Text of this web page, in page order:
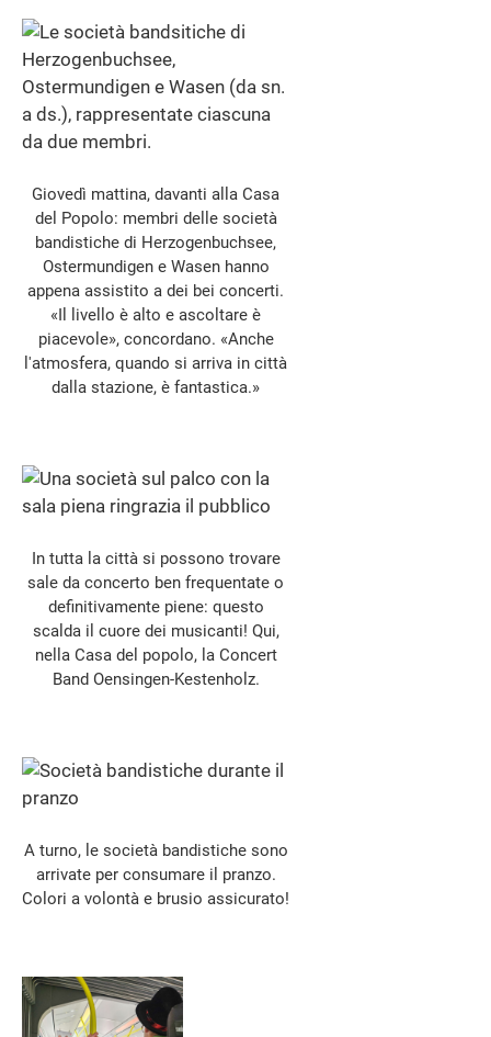
Giovedì mattina, davanti alla Casa
del Popolo: membri delle società
bandistiche di Herzogenbuchsee,
Ostermundigen e Wasen hanno
appena assistito a dei bei concerti.
«Il livello è alto e ascoltare è
piacevole», concordano. «Anche
l'atmosfera, quando si arriva in città
dalla stazione, è fantastica.»
In tutta la città si possono trovare
sale da concerto ben frequentate o
definitivamente piene: questo
scalda il cuore dei musicanti! Qui,
nella Casa del popolo, la Concert
Band Oensingen-Kestenholz.
A turno, le società bandistiche sono
arrivate per consumare il pranzo.
Colori a volontà e brusio assicurato!